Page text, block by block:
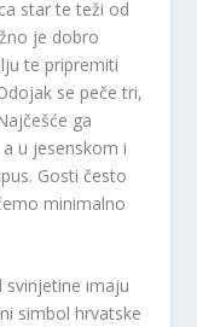
star te teži od
je dobro
te pripremiti
se peče tri,
ga
u jesenskom i
Gosti često
minimalno
svinjetine imaju
simbol hrvatske